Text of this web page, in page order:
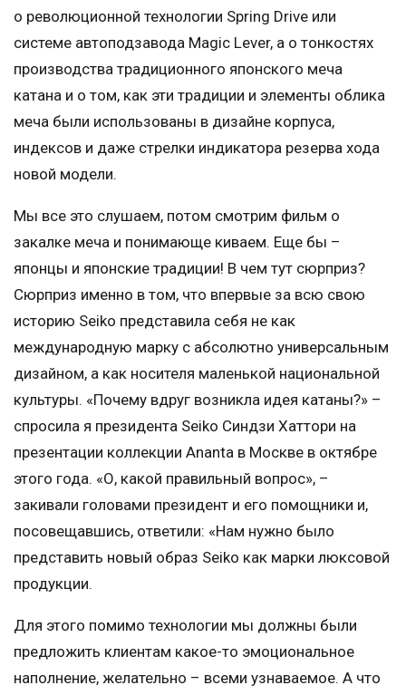
о революционной технологии Spring Drive или
системе автоподзавода Magic Lever, а о тонкостях
производства традиционного японского меча
катана и о том, как эти традиции и элементы облика
меча были использованы в дизайне корпуса,
индексов и даже стрелки индикатора резерва хода
новой модели.
Мы все это слушаем, потом смотрим фильм о
закалке меча и понимающе киваем. Еще бы –
японцы и японские традиции! В чем тут сюрприз?
Сюрприз именно в том, что впервые за всю свою
историю Seiko представила себя не как
международную марку с абсолютно универсальным
дизайном, а как носителя маленькой национальной
культуры. «Почему вдруг возникла идея катаны?» –
спросила я президента Seiko Синдзи Хаттори на
презентации коллекции Ananta в Москве в октябре
этого года. «О, какой правильный вопрос», –
закивали головами президент и его помощники и,
посовещавшись, ответили: «Нам нужно было
представить новый образ Seiko как марки люксовой
продукции.
Для этого помимо технологии мы должны были
предложить клиентам какое-то эмоциональное
наполнение, желательно – всеми узнаваемое. А что